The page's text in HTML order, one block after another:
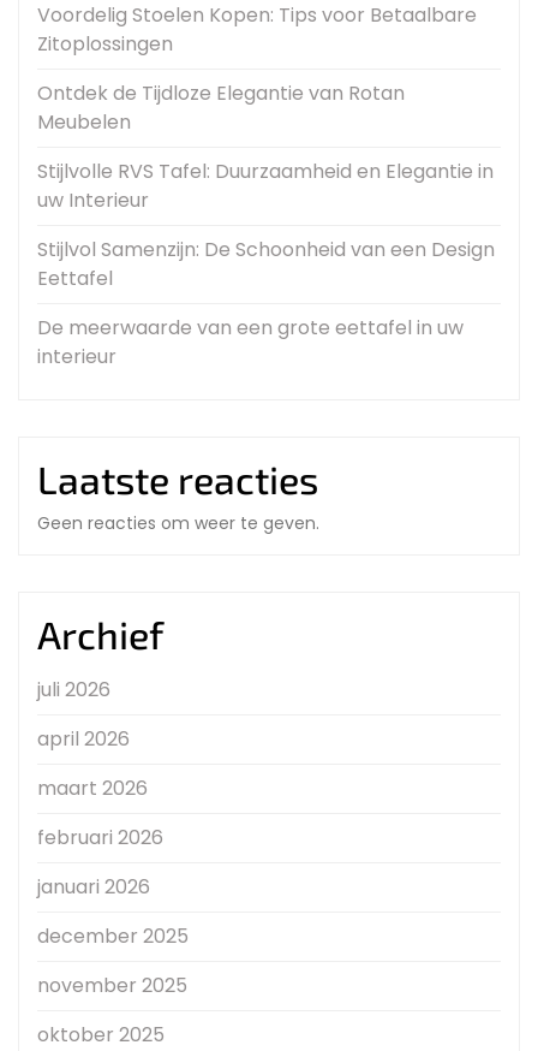
Voordelig Stoelen Kopen: Tips voor Betaalbare
Zitoplossingen
Ontdek de Tijdloze Elegantie van Rotan
Meubelen
Stijlvolle RVS Tafel: Duurzaamheid en Elegantie in
uw Interieur
Stijlvol Samenzijn: De Schoonheid van een Design
Eettafel
De meerwaarde van een grote eettafel in uw
interieur
Laatste reacties
Geen reacties om weer te geven.
Archief
juli 2026
april 2026
maart 2026
februari 2026
januari 2026
december 2025
november 2025
oktober 2025